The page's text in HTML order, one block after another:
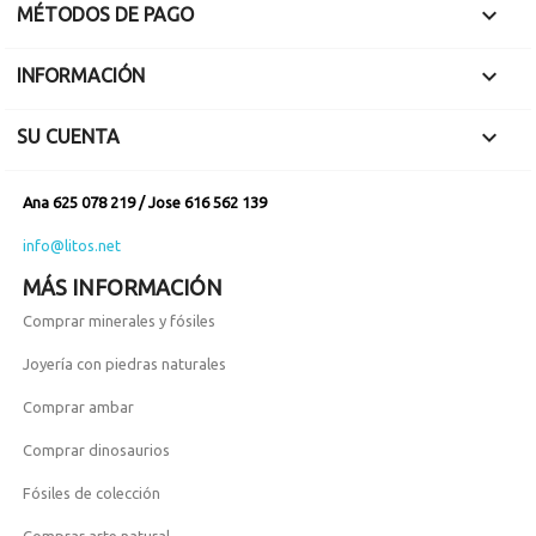
MÉTODOS DE PAGO 
INFORMACIÓN 
SU CUENTA 
Ana 625 078 219 / Jose 616 562 139
info@litos.net
MÁS INFORMACIÓN
Comprar minerales y fósiles
Joyería con piedras naturales
Comprar ambar
Comprar dinosaurios
Fósiles de colección